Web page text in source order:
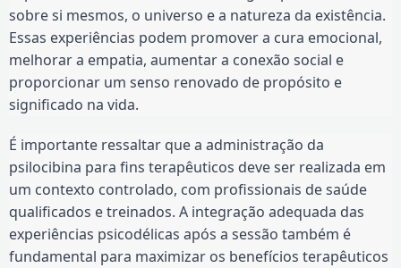
sobre si mesmos, o universo e a natureza da existência.
Essas experiências podem promover a cura emocional,
melhorar a empatia, aumentar a conexão social e
proporcionar um senso renovado de propósito e
significado na vida.
É importante ressaltar que a administração da
psilocibina para fins terapêuticos deve ser realizada em
um contexto controlado, com profissionais de saúde
qualificados e treinados. A integração adequada das
experiências psicodélicas após a sessão também é
fundamental para maximizar os benefícios terapêuticos